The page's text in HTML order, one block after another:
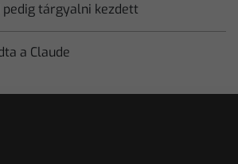
tárgyalni kezdett
a Claude